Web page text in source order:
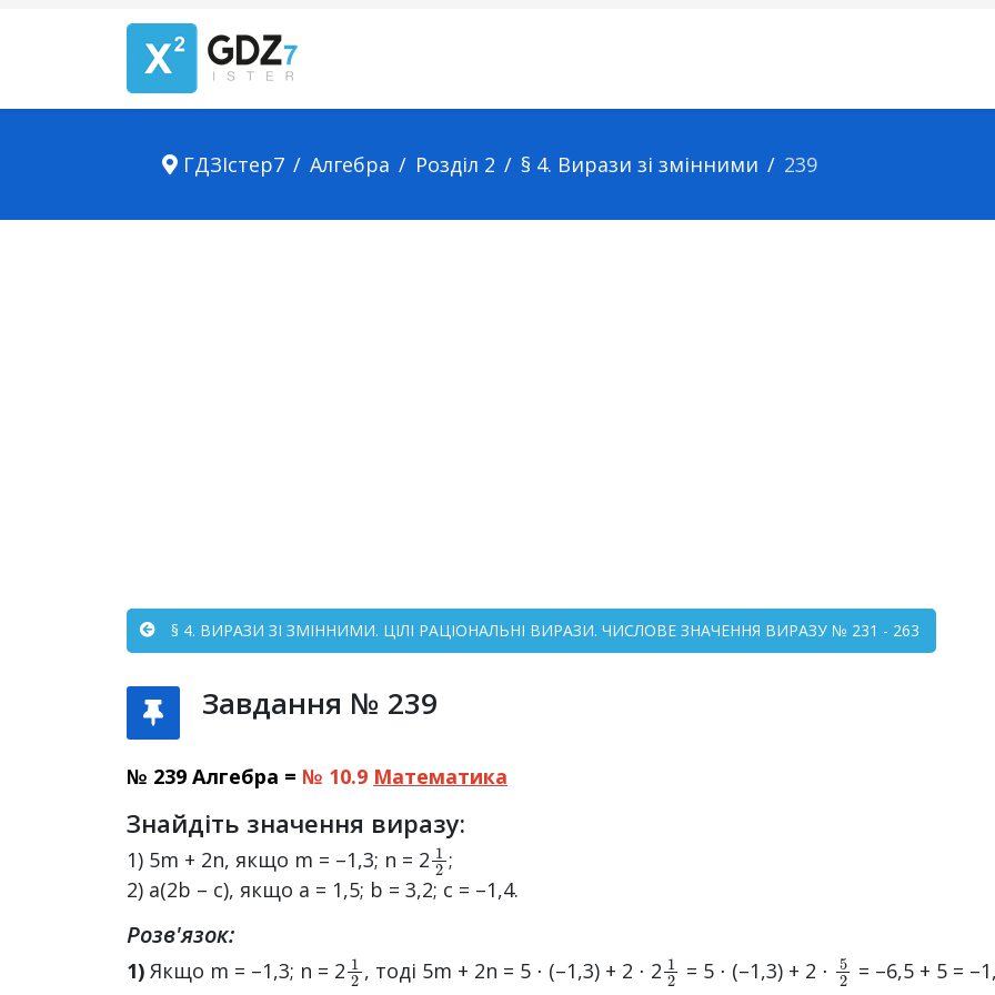
ГДЗІстер7 Алгебра Розділ 2 § 4. Вирази зі змінними 239
§ 4. ВИРАЗИ ЗІ ЗМІННИМИ. ЦІЛІ РАЦІОНАЛЬНІ ВИРАЗИ. ЧИСЛОВЕ ЗНАЧЕННЯ ВИРАЗУ № 231 - 263
Завдання № 239
№ 239 Алгебра = № 10.9 Математика
Знайдіть значення виразу:
1) 5m + 2n, якщо m = –1,3; n = 2 12
;
2) a(2b – c), якщо a = 1,5; b = 3,2; c = –1,4.
Розв'язок:
1) Якщо m = –1,3; n = 2 1 , тоді 5m + 2n = 5 ⋅ (–1,3) + 2 ⋅ 2 1 = 5 ⋅ (–1,3) + 2 ⋅ 5 = –6,5 + 5 =